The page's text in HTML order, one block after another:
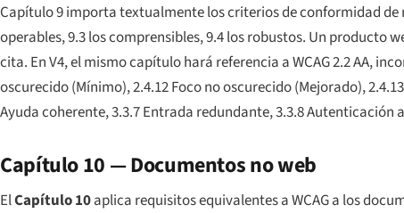
Capítulo 9 importa textualmente los criterios de conformidad de
operables, 9.3 los comprensibles, 9.4 los robustos. Un producto
cita. En V4, el mismo capítulo hará referencia a WCAG 2.2 AA,
oscurecido (Mínimo),2.4.12 Foco no oscurecido (Mejorado),
Ayuda coherente,3.3.7 Entrada redundante,3.3.8 Autenticación
Capítulo 10 — Documentos no web
ElCapítulo 10aplica requisitos equivalentes a WCAG a los